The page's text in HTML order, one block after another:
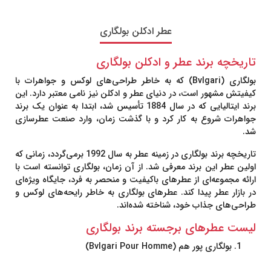
عطر ادکلن بولگاری
تاریخچه برند عطر و ادکلن بولگاری
بولگاری
(Bvlgari) که به خاطر طراحی‌های لوکس و جواهرات با
کیفیتش مشهور است، در دنیای عطر و ادکلن نیز نامی معتبر دارد. این
برند ایتالیایی که در سال 1884 تأسیس شد، ابتدا به عنوان یک برند
جواهرات شروع به کار کرد و با گذشت زمان، وارد صنعت عطرسازی
شد.
تاریخچه برند بولگاری
در زمینه عطر به سال 1992 برمی‌گردد، زمانی که
اولین عطر این برند معرفی شد. از آن زمان، بولگاری توانسته است با
ارائه مجموعه‌ای از عطرهای باکیفیت و منحصر به فرد، جایگاه ویژه‌ای
در بازار عطر پیدا کند. عطرهای بولگاری به خاطر رایحه‌های لوکس و
طراحی‌های جذاب خود، شناخته شده‌اند.
لیست عطرهای برجسته برند بولگاری
بولگاری پور هم (Bvlgari Pour Homme)